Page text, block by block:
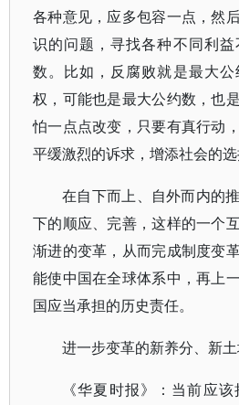
各种意见，应多包容一点，然
识的问题，寻找各种不同利
数。比如，反腐败就是最大
权，可能也是最大公约数，也
怕一点点改变，只要有真行动
平缓激烈的诉求，增添社会的选
在自下而上、自外而内的
下的顺应、完善，这样的一个
渐进的变革，从而完成制度变
能使中国在全球体系中，再上
国应当承担的历史责任。
进一步变革的新养分、新
《华夏时报》：当前应